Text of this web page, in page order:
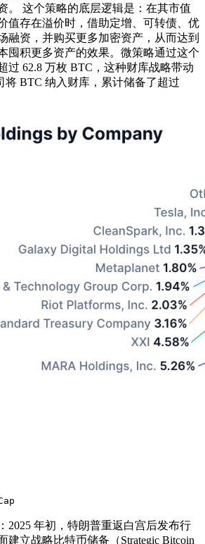
。 这个策略的底层逻辑是：在其市值
值存在溢价时，借助定增、可转债、优
融资，并购买更多加密资产，从而达到
囤积更多资产的效果。微策略通过这个
过 62.8 万枚 BTC，这种财库战略带动
将 BTC 纳入财库，累计储备了超过
2025 年初，特朗普重返白宫后发布行
建立战略比特币储备（Strategic Bitcoin